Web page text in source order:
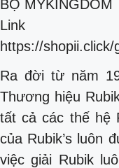
BỘ MYKINGDOM
Link
https://
Ra đời từ năm
Thương hiệu
tất cả các thế hệ
của Rubik’s luôn
việc giải Rubik